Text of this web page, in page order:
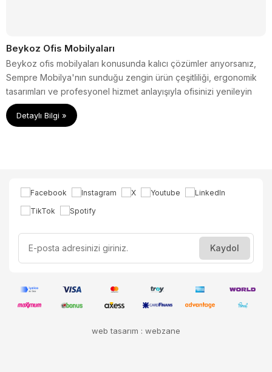
Beykoz Ofis Mobilyaları
Beykoz ofis mobilyaları konusunda kalıcı çözümler arıyorsanız,
Sempre Mobilya'nın sunduğu zengin ürün çeşitliliği, ergonomik
tasarımları ve profesyonel hizmet anlayışıyla ofisinizi yenileyin
Detaylı Bilgi »
web tasarım : webzane